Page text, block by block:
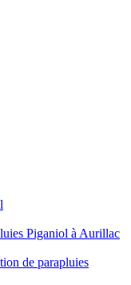
Piganiol à Aurillac
de parapluies